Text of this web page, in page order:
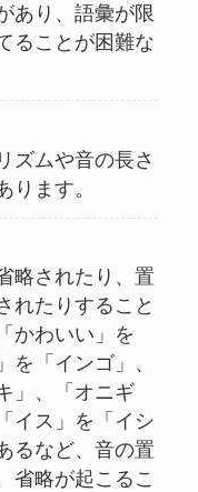
あり、語彙が限
ることが困難な
ズムや音の長さ
ります。
略されたり、置
れたりすること
かわいい」を
を「インゴ」、
」、「オニギ
イス」を「イシ
るなど、音の置
省略が起こるこ